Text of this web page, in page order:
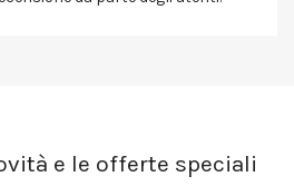
e le offerte speciali